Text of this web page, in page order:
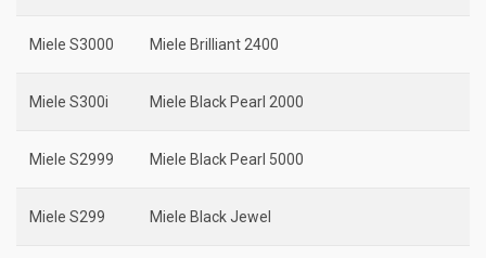
Miele S3000 Miele Brilliant 2400
Miele S300i Miele Black Pearl 2000
Miele S2999 Miele Black Pearl 5000
Miele S299 Miele Black Jewel